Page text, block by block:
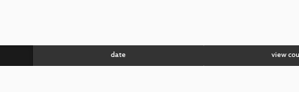
date view